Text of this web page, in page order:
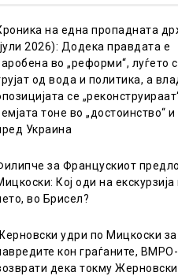
на една пропадната
2026): Додека правдата е
во „реформи“, луѓето
од вода и политика, а
се
тоне во „достоинство“
Украина
за Францускиот
Кој оди на екскурзија
во Брисел?
удри по Мицкоски за
кон граѓаните,
дека токму